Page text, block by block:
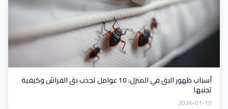
أسباب ظهور البق في المنزل: 10 عوامل تجذب بق الفراش وكيفية
تجنبها
2026-01-16